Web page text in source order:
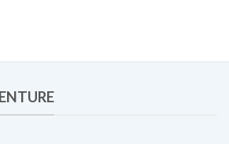
Bersama
Adventure
Tim,
dan